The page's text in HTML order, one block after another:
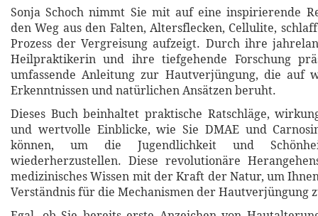
Sonja Schoch nimmt Sie mit auf eine inspirierende
den Weg aus den Falten, Altersflecken, Cellulite,
Prozess der Vergreisung aufzeigt. Durch ihre
Heilpraktikerin und ihre tiefgehende Forschung
umfassende Anleitung zur Hautverjüngung, die auf
Erkenntnissen und natürlichen Ansätzen beruht.
Dieses Buch beinhaltet praktische Ratschläge,
und wertvolle Einblicke, wie Sie DMAE und
können, um die Jugendlichkeit und
wiederherzustellen. Diese revolutionäre
medizinisches Wissen mit der Kraft der Natur, um
Verständnis für die Mechanismen der Hautverjüngung